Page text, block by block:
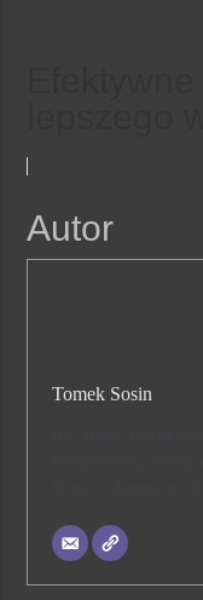
Autor
Tomek Sosin